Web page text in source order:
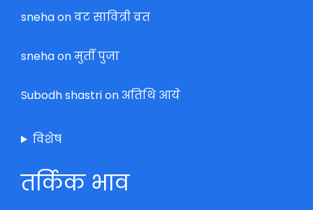
snehaonवट सावित्री व्रत
snehaonमुर्ती पुजा
Subodh shastrionअतिथि आये
विशेष
तर्किक भाव